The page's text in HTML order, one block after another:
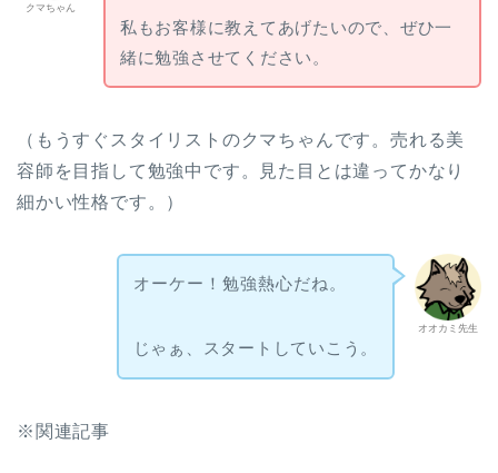
クマちゃん
私もお客様に教えてあげたいので、ぜひ一
緒に勉強させてください。
（もうすぐスタイリストのクマちゃんです。売れる美
容師を目指して勉強中です。見た目とは違ってかなり
細かい性格です。）
オオカミ先生
オーケー！勉強熱心だね。
じゃぁ、スタートしていこう。
※関連記事